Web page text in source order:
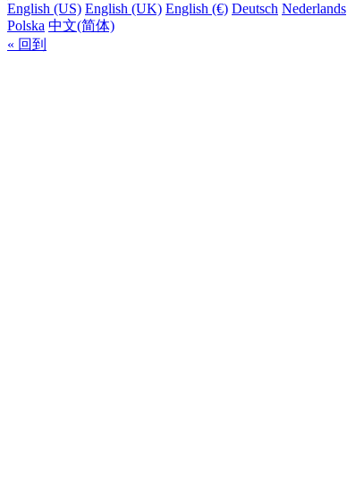
English (US) English (UK) English (€) Deutsch Nederlands
Polska 中文(简体)
« 回到